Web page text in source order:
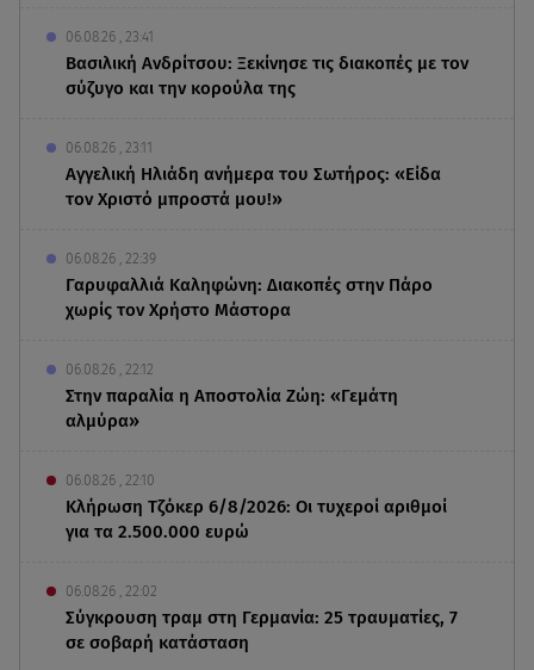
06.08.26 , 23:41
Βασιλική Ανδρίτσου: Ξεκίνησε τις διακοπές με τον
σύζυγο και την κορούλα της
06.08.26 , 23:11
Αγγελική Ηλιάδη ανήμερα του Σωτήρος: «Είδα
τον Χριστό μπροστά μου!»
06.08.26 , 22:39
Γαρυφαλλιά Καληφώνη: Διακοπές στην Πάρο
χωρίς τον Χρήστο Μάστορα
06.08.26 , 22:12
Στην παραλία η Αποστολία Ζώη: «Γεμάτη
αλμύρα»
06.08.26 , 22:10
Κλήρωση Τζόκερ 6/8/2026: Οι τυχεροί αριθμοί
για τα 2.500.000 ευρώ
06.08.26 , 22:02
Σύγκρουση τραμ στη Γερμανία: 25 τραυματίες, 7
σε σοβαρή κατάσταση